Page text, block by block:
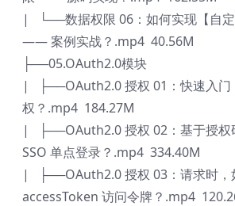
| └──数据权限 06：如何实现【自
—— 案例实战？.mp4 40.56M
├──05.OAuth2.0模块
| ├──OAuth2.0 授权 01：快速入门
权？.mp4 184.27M
| ├──OAuth2.0 授权 02：基于授权
SSO 单点登录？.mp4 334.40M
| ├──OAuth2.0 授权 03：请求时，
accessToken 访问令牌？.mp4